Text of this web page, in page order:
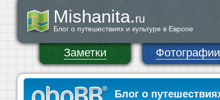
Mishanita.ru
Блог о путешествиях и культуре в Европе
Заметки Фотографии
Блог о